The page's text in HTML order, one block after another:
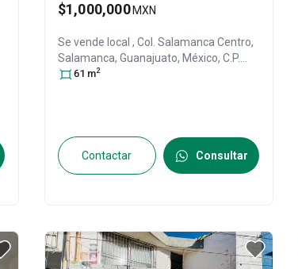
$1,000,000 MXN
Se vende local , Col. Salamanca Centro,
Salamanca, Guanajuato, México, C.P.
36700, ID:
61 m2
Contactar Consultar